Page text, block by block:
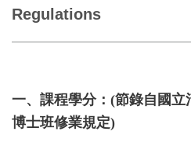
Regulations
一、課程學分：(節錄自國
博士班修業規定)